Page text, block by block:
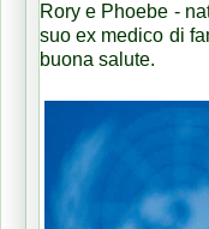
Rory e Phoebe -
suo ex medico di
buona salute.